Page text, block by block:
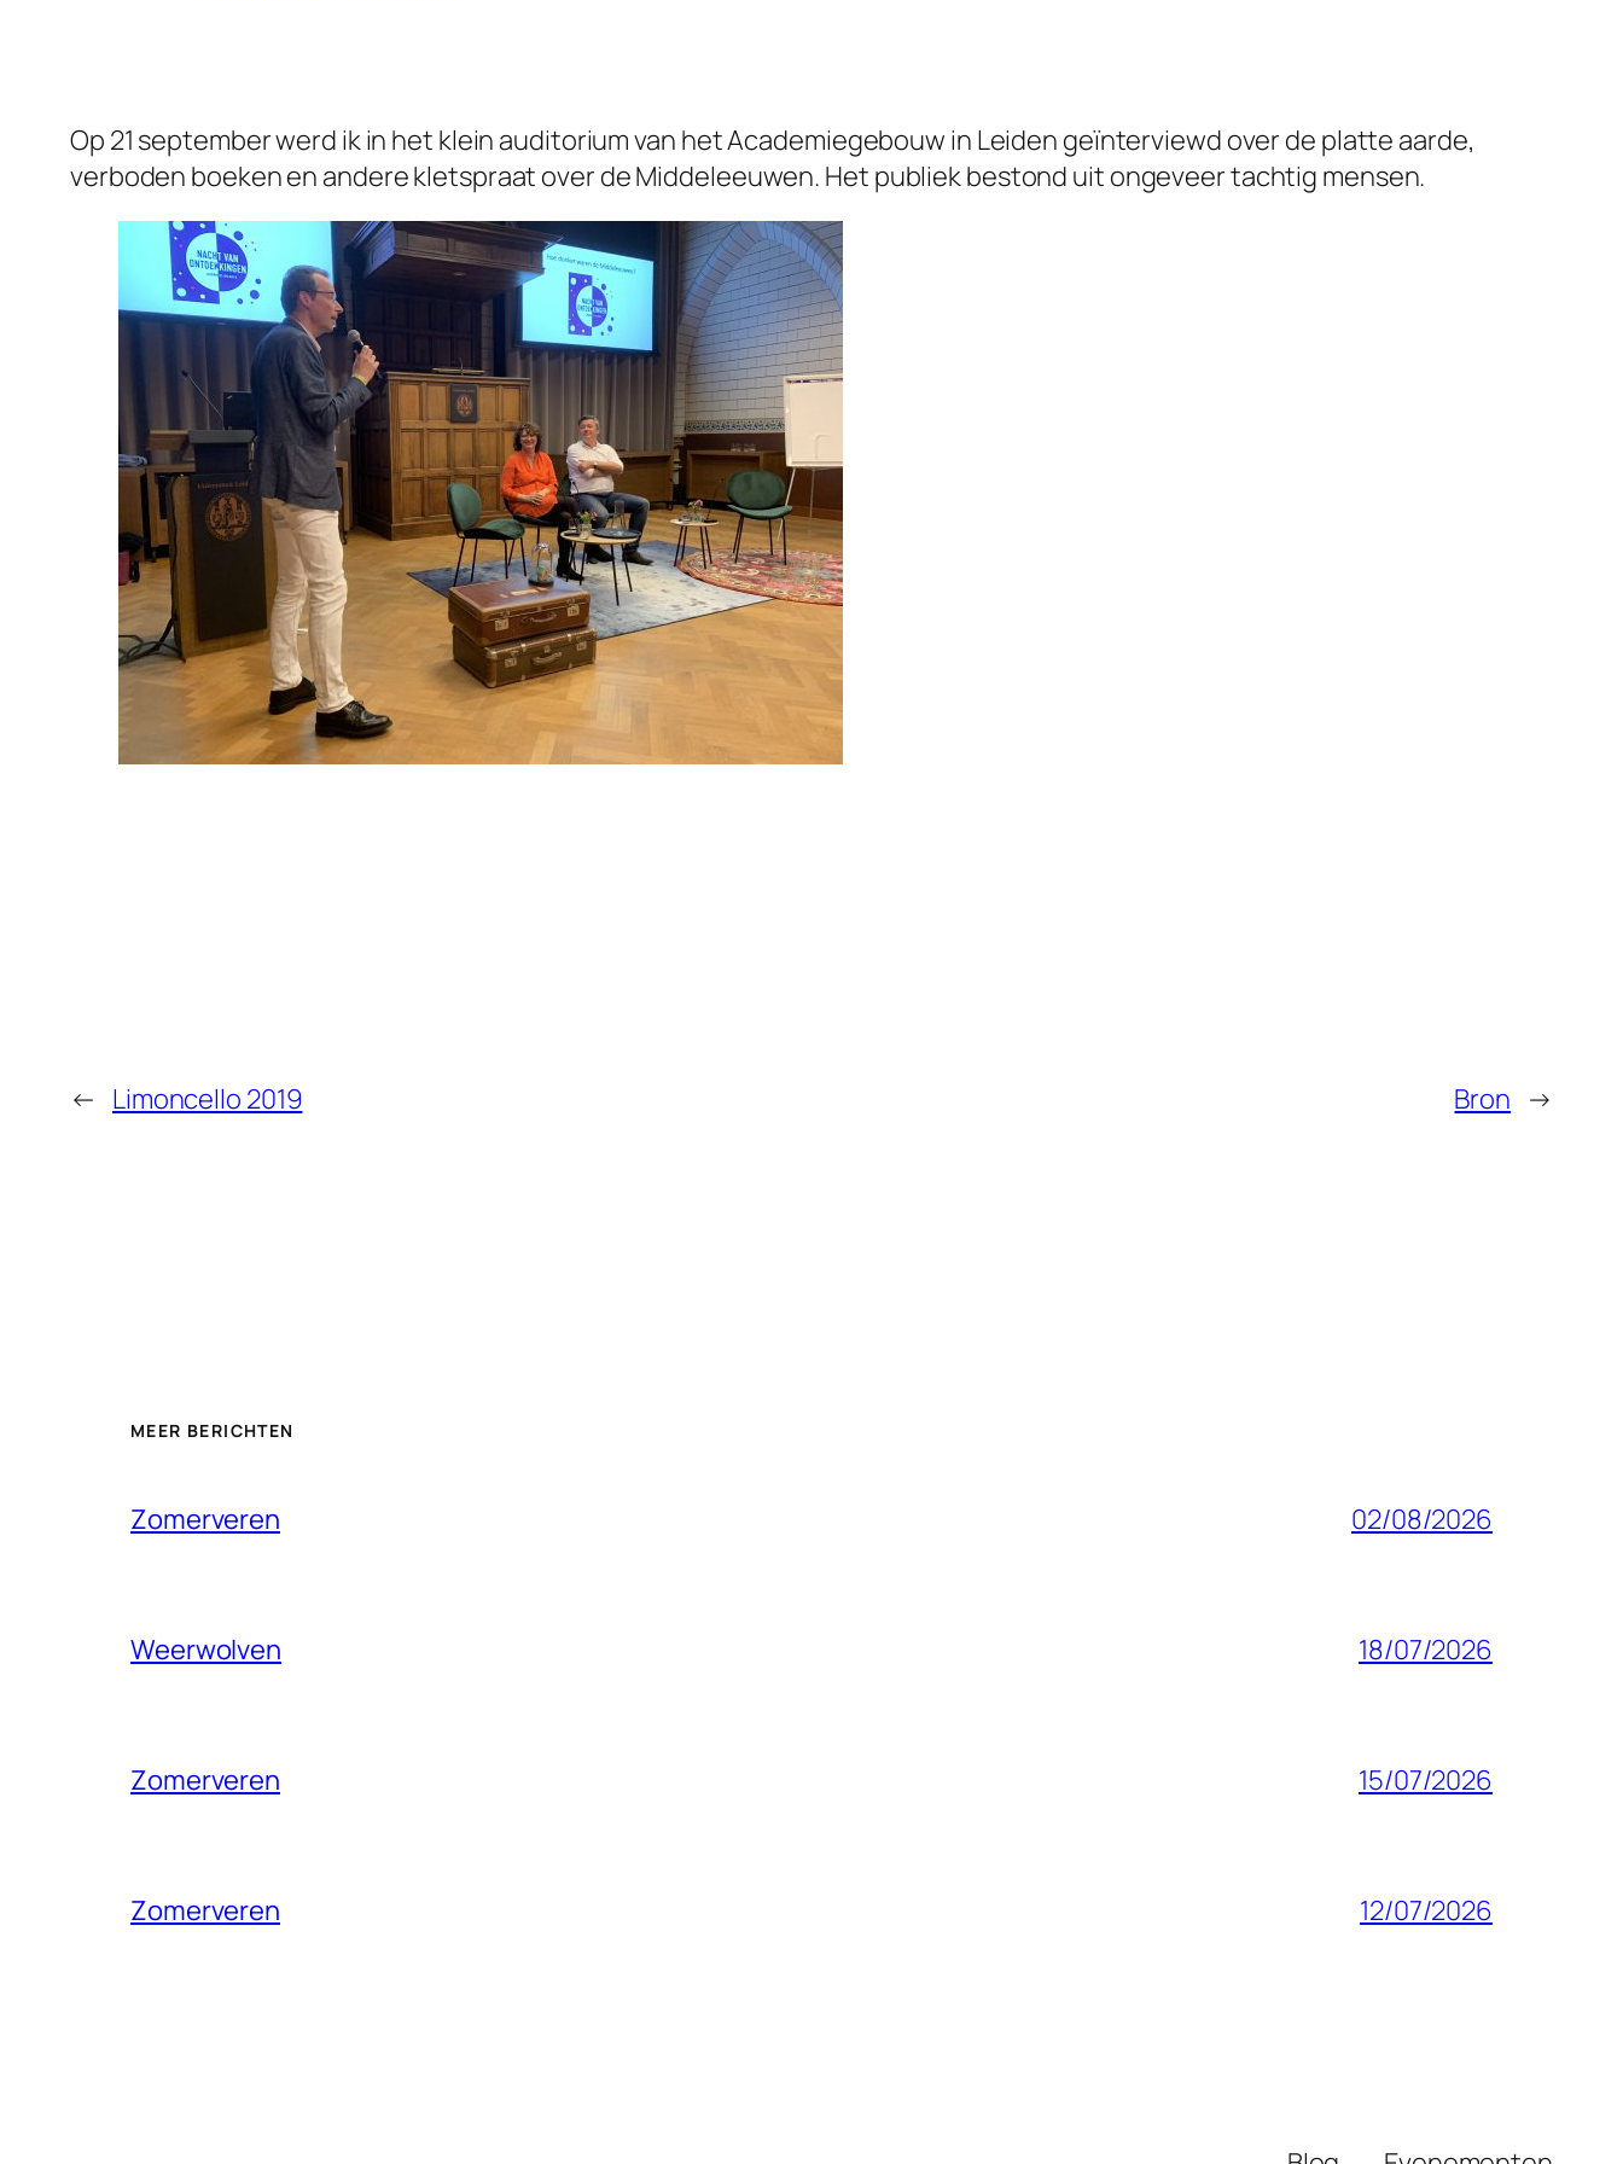
Op 21 september werd ik in het klein auditorium van het Academiegebouw in Leiden geïnterviewd over de platte aarde,
verboden boeken en andere kletspraat over de Middeleeuwen. Het publiek bestond uit ongeveer tachtig mensen.
← Limoncello 2019 Bron →
MEER BERICHTEN
Zomerveren 02/08/2026
Weerwolven 18/07/2026
Zomerveren 15/07/2026
Zomerveren 12/07/2026